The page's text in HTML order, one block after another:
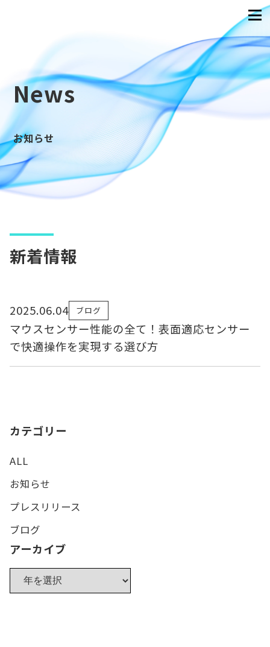
News
お知らせ
新着情報
2025.06.04 ブログ
マウスセンサー性能の全て！表面適応センサー
で快適操作を実現する選び方
カテゴリー
ALL
お知らせ
プレスリリース
ブログ
アーカイブ